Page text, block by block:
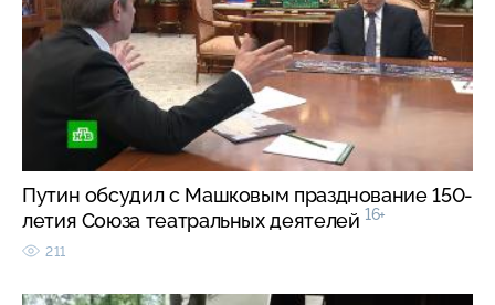
Путин обсудил с Машковым празднование 150-
летия Союза театральных деятелей 16+
211